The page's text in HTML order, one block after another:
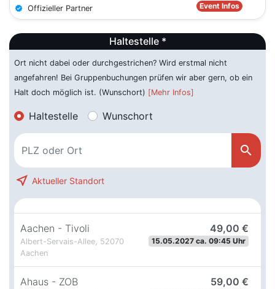
verified Offizieller Partner Event Infos
Haltestelle *
Ort nicht dabei oder durchgestrichen? Wird erstmal nicht
angefahren! Bei Gruppenbuchungen prüfen wir aber gern, ob ein
Halt doch möglich ist. (Wunschort) [Mehr Infos]
Haltestelle Wunschort
search
near_me Aktueller Standort
Aachen - Tivoli 49,00 €
Albert-Servais-Allee, 52070
Aachen
15.05.2027 ca. 09:45 Uhr
Ahaus - ZOB 59,00 €